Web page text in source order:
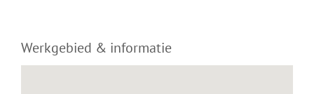
Werkgebied & informatie